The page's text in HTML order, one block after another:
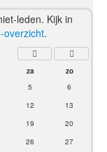
leden. Kijk in
overzicht.
za
zo
5
6
12
13
19
20
26
27